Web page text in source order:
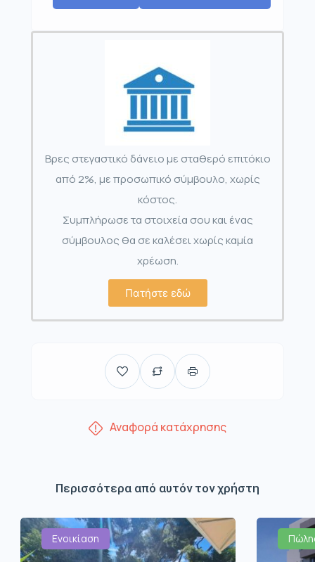
Βρες στεγαστικό δάνειο με σταθερό επιτόκιο
από 2%, με προσωπικό σύμβουλο, χωρίς
κόστος.
Συμπλήρωσε τα στοιχεία σου και ένας
σύμβουλος θα σε καλέσει χωρίς καμία
χρέωση.
Πατήστε εδώ
Αναφορά κατάχρησης
Περισσότερα από αυτόν τον χρήστη
Ενοικίαση